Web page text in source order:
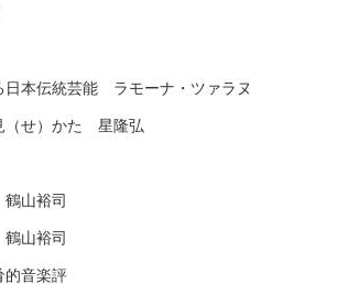
日本伝統芸能 ラモーナ・ツァラヌ
（せ）かた 星隆弘
山裕司
山裕司
的音楽評